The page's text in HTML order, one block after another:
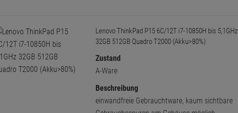
Lenovo ThinkPad P15 6C/12T i7-10850H bis 5,1GHz
32GB 512GB Quadro T2000 (Akku>80%)
Zustand
A-Ware
Beschreibung
einwandfreie Gebrauchtware, kaum sichtbare